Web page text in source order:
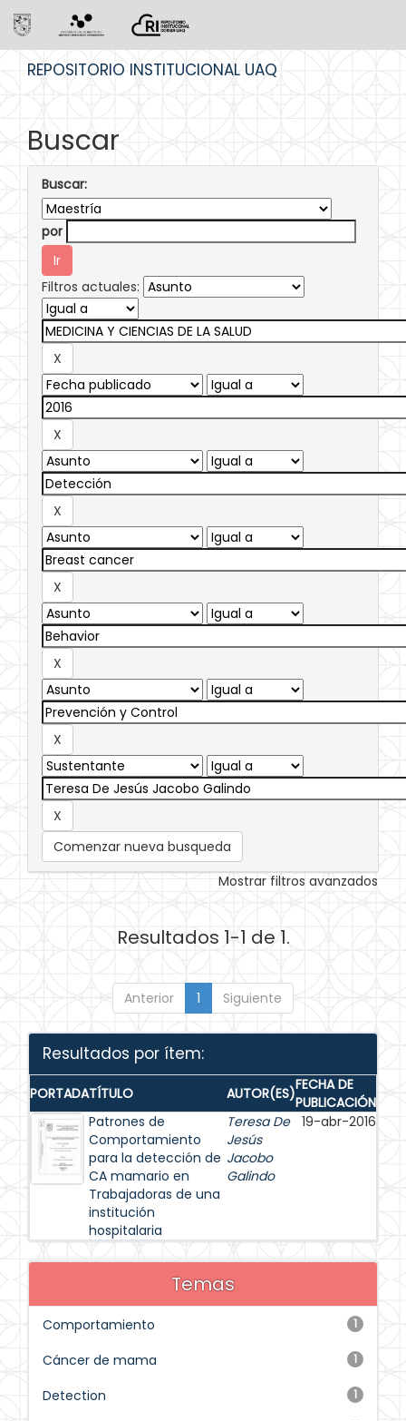
REPOSITORIO INSTITUCIONAL UAQ
Buscar
Buscar:
por
Filtros actuales:
Comenzar nueva busqueda
Mostrar filtros avanzados
Resultados 1-1 de 1.
Anterior 1 Siguiente
Resultados por ítem:
PORTADATÍTULO AUTOR(ES)FECHA DE
PUBLICACIÓN
Patrones de
Comportamiento
para la detección de
CA mamario en
Trabajadoras de una
institución
hospitalaria
Teresa De
Jesús
Jacobo
Galindo
19-abr-2016
Temas
1
Comportamiento
1
Cáncer de mama
1
Detection